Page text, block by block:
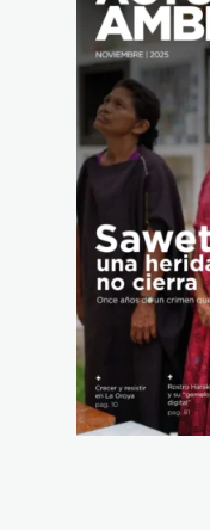
Descarga la